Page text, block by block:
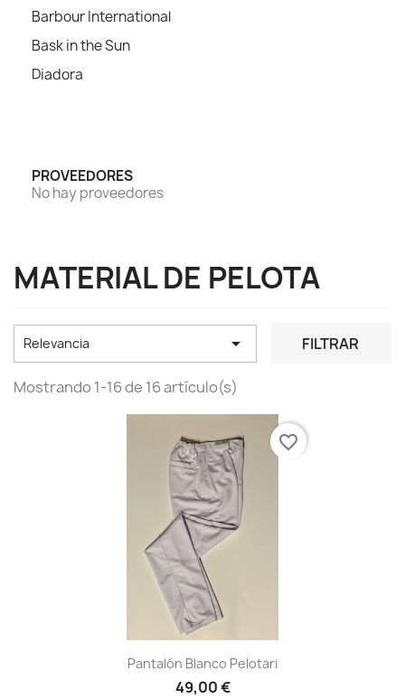
Barbour International
Bask in the Sun
Diadora
PROVEEDORES
No hay proveedores
MATERIAL DE PELOTA
Relevancia  FILTRAR
Mostrando 1-16 de 16 artículo(s)
Pantalón Blanco Pelotari
49,00 €
favorite_border